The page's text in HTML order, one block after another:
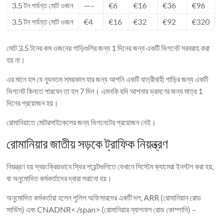
3.5 টন পর্যন্ত মোট ওজন
—– €6 €16 €36
€96
3.5 টন পর্যন্ত মোট ওজন
€4 €16 €32 €92 €320
মোট 3.5 টনের কম ওজনের গাড়িগুলির জন্য 1 দিনের জন্য একটি ভিগনেট সরবরাহ করা
হয় না।
এর মানে হল যে ন্যূনতম সময়কাল যার জন্য আপনি একটি যাত্রীবাহী গাড়ির জন্য একটি
ভিগনেট কিনতে পারবেন তা হল 7 দিন। এমনকি যদি আপনার ভ্রমণের জন্য মাত্র 1
দিনের প্রয়োজন হয়।
রোমানিয়াতে মোটরসাইকেলের জন্য ভিগনেটের প্রয়োজন নেই।
রোমানিয়ার জাতীয় সড়কে ট্রাফিক নিয়ন্ত্রণ
নিয়ন্ত্রণ হয় স্বয়ংক্রিয়ভাবে স্থির পয়েন্টগুলিতে যেখানে সিস্টেম ক্যামেরা ইনস্টল করা হয়,
বা অনুমোদিত কর্মকর্তাদের দ্বারা সরানো হয়।
অনুমোদিত কর্মকর্তারা হলেন পুলিশ অফিসারদের একটি দল, ARR (রোমানিয়ান রোড
সার্ভিস) এবং CNADNR< /span> (রোমানিয়ার ন্যাশনাল রোড কোম্পানি) –